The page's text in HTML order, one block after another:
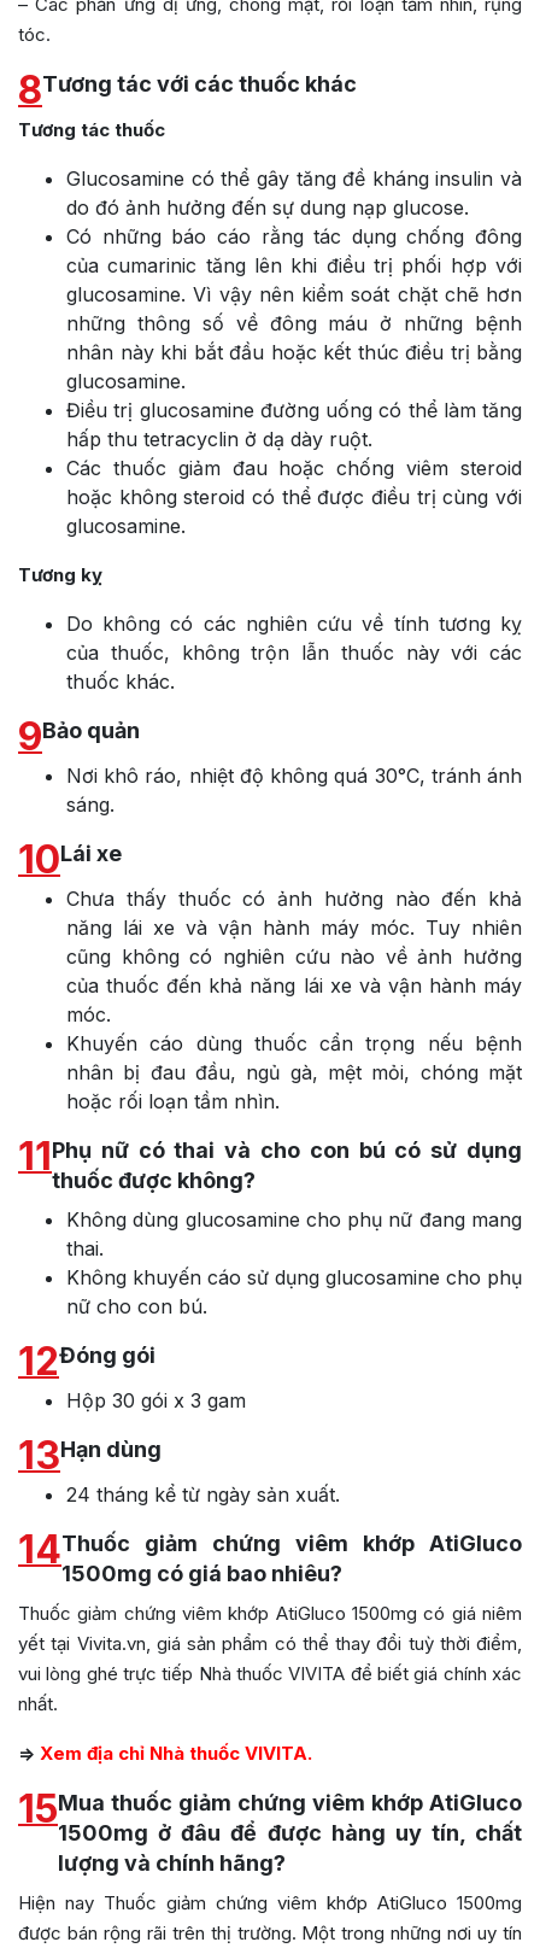
tóc.
8Tương tác với các thuốc khác
Tương tác thuốc
Glucosamine có thể gây tăng đề kháng insulin và
do đó ảnh hưởng đến sự dung nạp glucose.
Có những báo cáo rằng tác dụng chống đông
của cumarinic tăng lên khi điều trị phối hợp với
glucosamine. Vì vậy nên kiểm soát chặt chẽ hơn
những thông số về đông máu ở những bệnh
nhân này khi bắt đầu hoặc kết thúc điều trị bằng
glucosamine.
Điều trị glucosamine đường uống có thể làm tăng
hấp thu tetracyclin ở dạ dày ruột.
Các thuốc giảm đau hoặc chống viêm steroid
hoặc không steroid có thể được điều trị cùng với
glucosamine.
Tương kỵ
Do không có các nghiên cứu về tính tương kỵ
của thuốc, không trộn lẫn thuốc này với các
thuốc khác.
9Bảo quản
Nơi khô ráo, nhiệt độ không quá 30°C, tránh ánh
sáng.
10Lái xe
Chưa thấy thuốc có ảnh hưởng nào đến khả
năng lái xe và vận hành máy móc. Tuy nhiên
cũng không có nghiên cứu nào về ảnh hưởng
của thuốc đến khả năng lái xe và vận hành máy
móc.
Khuyến cáo dùng thuốc cẩn trọng nếu bệnh
nhân bị đau đầu, ngủ gà, mệt mỏi, chóng mặt
hoặc rối loạn tầm nhìn.
11Phụ nữ có thai và cho con bú có sử dụng
thuốc được không?
Không dùng glucosamine cho phụ nữ đang mang
thai.
Không khuyến cáo sử dụng glucosamine cho phụ
nữ cho con bú.
12Đóng gói
Hộp 30 gói x 3 gam
13Hạn dùng
24 tháng kể từ ngày sản xuất.
14Thuốc giảm chứng viêm khớp AtiGluco
1500mg có giá bao nhiêu?
Thuốc giảm chứng viêm khớp AtiGluco 1500mg có giá niêm
yết tại Vivita.vn, giá sản phẩm có thể thay đổi tuỳ thời điểm,
vui lòng ghé trực tiếp Nhà thuốc VIVITA để biết giá chính xác
nhất.
=> Xem địa chỉ Nhà thuốc VIVITA.
15Mua thuốc giảm chứng viêm khớp AtiGluco
1500mg ở đâu để được hàng uy tín, chất
lượng và chính hãng?
Hiện nay Thuốc giảm chứng viêm khớp AtiGluco 1500mg
được bán rộng rãi trên thị trường. Một trong những nơi uy tín